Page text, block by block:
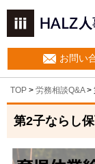
お問い
TOP > 労務相談Q&A>
第2子ならし